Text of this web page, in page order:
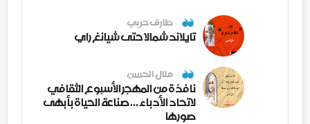
طارق حربي
تايلاند شمالا حتى شيانغ راي
منال الحسن
نافذة من المهجر الأسبوع الثقافي
لاتحاد الأدباء ... صناعة الحياة بأبهى
صورها